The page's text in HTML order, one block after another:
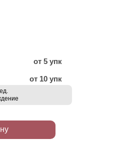
от 5 упк
от 10 упк